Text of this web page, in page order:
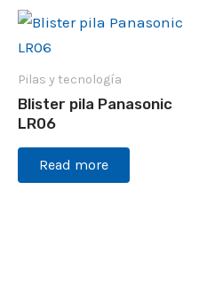
Pilas y tecnología
Blister pila Panasonic
LR06
Read more